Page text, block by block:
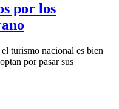
por los
turismo nacional es bien
por pasar sus